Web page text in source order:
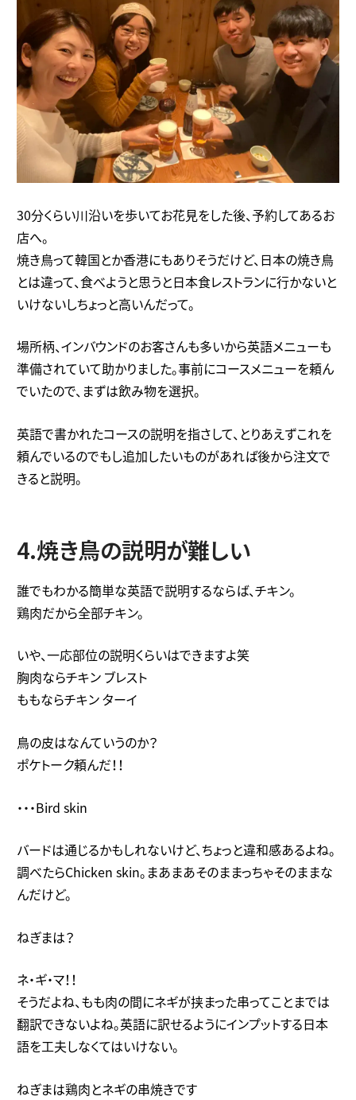
30分くらい川沿いを歩いてお花見をした後、予約してあるお
店へ。
焼き鳥って韓国とか香港にもありそうだけど、日本の焼き鳥
とは違って、食べようと思うと日本食レストランに行かないと
いけないしちょっと高いんだって。
場所柄、インバウンドのお客さんも多いから英語メニューも
準備されていて助かりました。事前にコースメニューを頼ん
でいたので、まずは飲み物を選択。
英語で書かれたコースの説明を指さして、とりあえずこれを
頼んでいるのでもし追加したいものがあれば後から注文で
きると説明。
4.焼き鳥の説明が難しい
誰でもわかる簡単な英語で説明するならば、チキン。
鶏肉だから全部チキン。
いや、一応部位の説明くらいはできますよ笑
胸肉ならチキン ブレスト
ももならチキン ターイ
鳥の皮はなんていうのか？
ポケトーク頼んだ！！
・・・Bird skin
バードは通じるかもしれないけど、ちょっと違和感あるよね。
調べたらChicken skin。まあまあそのままっちゃそのままな
んだけど。
ねぎまは？
ネ・ギ・マ！！
そうだよね、もも肉の間にネギが挟まった串ってことまでは
翻訳できないよね。英語に訳せるようにインプットする日本
語を工夫しなくてはいけない。
ねぎまは鶏肉とネギの串焼きです